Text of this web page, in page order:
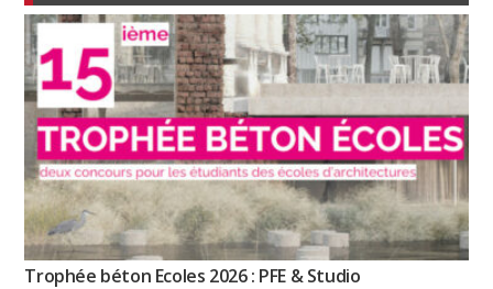
Trophée béton Ecoles 2026 : PFE & Studio